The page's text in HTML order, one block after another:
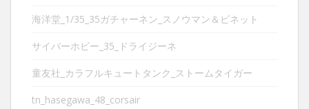
海洋堂_1/35_35ガチャーネン_スノウマン＆ビネット
サイバーホビー_35_ドライジーネ
童友社_カラフルキュートタンク_ストームタイガー
tn_hasegawa_48_corsair